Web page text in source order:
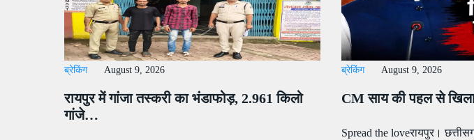
ब्रेकिंग August 9, 2026
रायपुर में गांजा तस्करी का भंडाफोड़, 2.961 किलो
गांजे…
ब्रेकिंग August 9, 2026
CM साय की पहल से
Spread the loveरायपुर।